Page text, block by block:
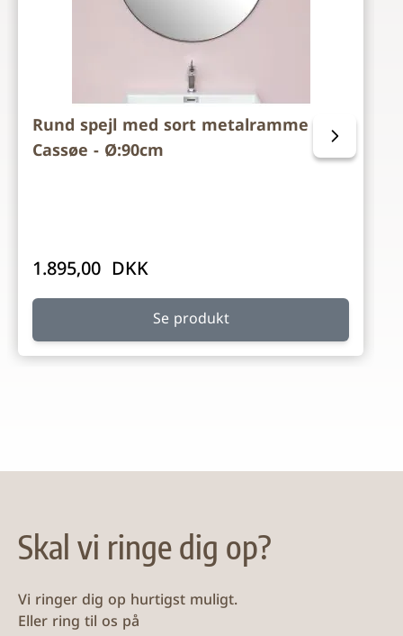
Rund spejl med sort metalramme fra
Cassøe - Ø:90cm
1.895,00 DKK
Se produkt
Skal vi ringe dig op?
Vi ringer dig op hurtigst muligt.
Eller ring til os på